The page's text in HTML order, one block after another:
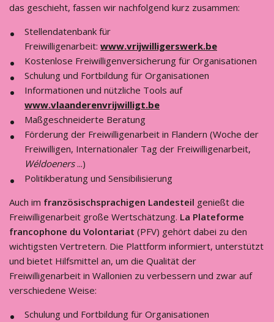
das geschieht, fassen wir nachfolgend kurz zusammen:
Stellendatenbank für
Freiwilligenarbeit: www.vrijwilligerswerk.be
Kostenlose Freiwilligenversicherung für Organisationen
Schulung und Fortbildung für Organisationen
Informationen und nützliche Tools auf
www.vlaanderenvrijwilligt.be
Maßgeschneiderte Beratung
Förderung der Freiwilligenarbeit in Flandern (Woche der
Freiwilligen, Internationaler Tag der Freiwilligenarbeit,
Wéldoeners...)
Politikberatung und Sensibilisierung
Auch im französischsprachigen Landesteil genießt die
Freiwilligenarbeit große Wertschätzung. La Plateforme
francophone du Volontariat (PFV) gehört dabei zu den
wichtigsten Vertretern. Die Plattform informiert, unterstützt
und bietet Hilfsmittel an, um die Qualität der
Freiwilligenarbeit in Wallonien zu verbessern und zwar auf
verschiedene Weise:
Schulung und Fortbildung für Organisationen